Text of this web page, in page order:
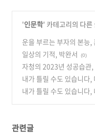
'인문학' 카테고리의 다른
운을 부르는 부자의 본능,
일상의 기적, 박완서 (0)
자청의 2023년 성공습관,
내가 틀릴 수도 있습니다,
내가 틀릴 수도 있습니다,
관련글